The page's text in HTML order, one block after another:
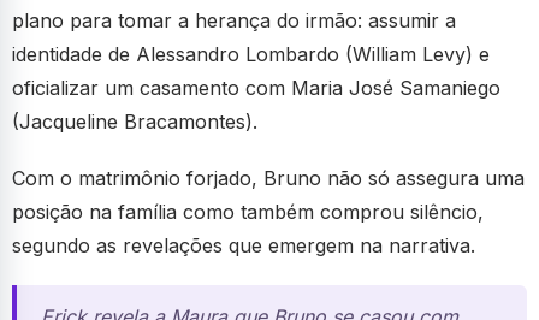
plano para tomar a herança do irmão: assumir a
identidade de Alessandro Lombardo (William Levy) e
oficializar um casamento com Maria José Samaniego
(Jacqueline Bracamontes).
Com o matrimônio forjado, Bruno não só assegura uma
posição na família como também comprou silêncio,
segundo as revelações que emergem na narrativa.